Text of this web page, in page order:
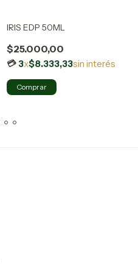
IRIS EDP 50ML
$25.000,00
3x$8.333,33sin interés